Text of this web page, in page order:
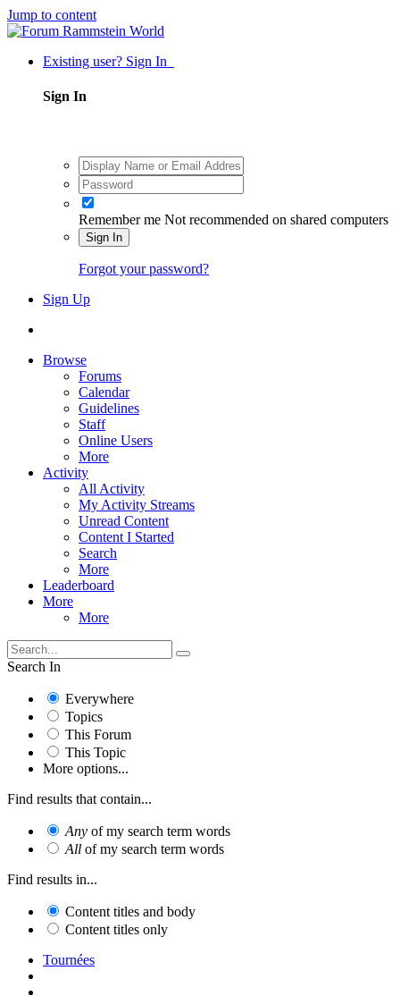
Jump to content
Existing user? Sign In
Sign In
Remember me Not recommended on shared computers
Sign In
Forgot your password?
Sign Up
Browse
Forums
Calendar
Guidelines
Staff
Online Users
More
Activity
All Activity
My Activity Streams
Unread Content
Content I Started
Search
More
Leaderboard
More
More
Search In
Everywhere
Topics
This Forum
This Topic
More options...
Find results that contain...
Any of my search term words
All of my search term words
Find results in...
Content titles and body
Content titles only
Tournées